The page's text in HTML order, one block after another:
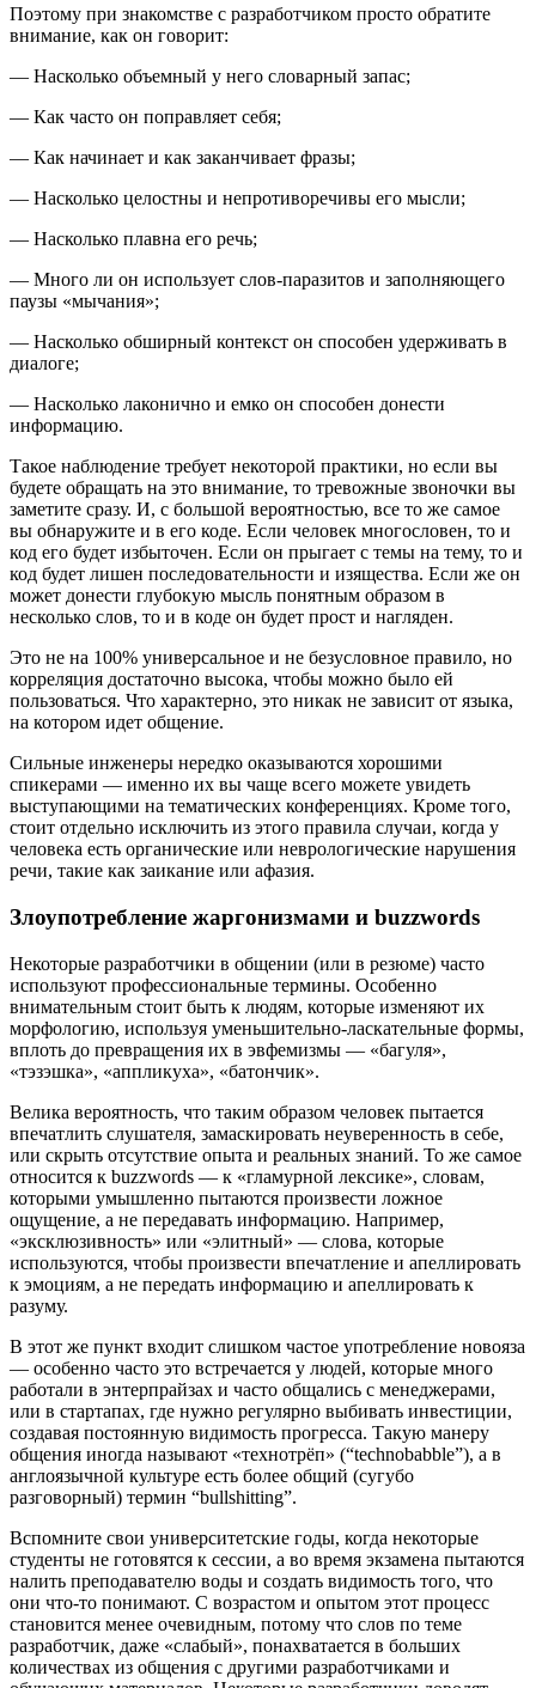
Поэтому при знакомстве с разработчиком просто обратите
внимание, как он говорит:
— Насколько объемный у него словарный запас;
— Как часто он поправляет себя;
— Как начинает и как заканчивает фразы;
— Насколько целостны и непротиворечивы его мысли;
— Насколько плавна его речь;
— Много ли он использует слов-паразитов и заполняющего
паузы «мычания»;
— Насколько обширный контекст он способен удерживать в
диалоге;
— Насколько лаконично и емко он способен донести
информацию.
Такое наблюдение требует некоторой практики, но если вы
будете обращать на это внимание, то тревожные звоночки вы
заметите сразу. И, с большой вероятностью, все то же самое
вы обнаружите и в его коде. Если человек многословен, то и
код его будет избыточен. Если он прыгает с темы на тему, то и
код будет лишен последовательности и изящества. Если же он
может донести глубокую мысль понятным образом в
несколько слов, то и в коде он будет прост и нагляден.
Это не на 100% универсальное и не безусловное правило, но
корреляция достаточно высока, чтобы можно было ей
пользоваться. Что характерно, это никак не зависит от языка,
на котором идет общение.
Сильные инженеры нередко оказываются хорошими
спикерами — именно их вы чаще всего можете увидеть
выступающими на тематических конференциях. Кроме того,
стоит отдельно исключить из этого правила случаи, когда у
человека есть органические или неврологические нарушения
речи, такие как заикание или афазия.
Злоупотребление жаргонизмами и buzzwords
Некоторые разработчики в общении (или в резюме) часто
используют профессиональные термины. Особенно
внимательным стоит быть к людям, которые изменяют их
морфологию, используя уменьшительно-ласкательные формы,
вплоть до превращения их в эвфемизмы — «багуля»,
«тэзэшка», «аппликуха», «батончик».
Велика вероятность, что таким образом человек пытается
впечатлить слушателя, замаскировать неуверенность в себе,
или скрыть отсутствие опыта и реальных знаний. То же самое
относится к buzzwords — к «гламурной лексике», словам,
которыми умышленно пытаются произвести ложное
ощущение, а не передавать информацию. Например,
«эксклюзивность» или «элитный» — слова, которые
используются, чтобы произвести впечатление и апеллировать
к эмоциям, а не передать информацию и апеллировать к
разуму.
В этот же пункт входит слишком частое употребление новояза
— особенно часто это встречается у людей, которые много
работали в энтерпрайзах и часто общались с менеджерами,
или в стартапах, где нужно регулярно выбивать инвестиции,
создавая постоянную видимость прогресса. Такую манеру
общения иногда называют «технотрёп» (“technobabble”), а в
англоязычной культуре есть более общий (сугубо
разговорный) термин “bullshitting”.
Вспомните свои университетские годы, когда некоторые
студенты не готовятся к сессии, а во время экзамена пытаются
налить преподавателю воды и создать видимость того, что
они что-то понимают. С возрастом и опытом этот процесс
становится менее очевидным, потому что слов по теме
разработчик, даже «слабый», понахватается в больших
количествах из общения с другими разработчиками и